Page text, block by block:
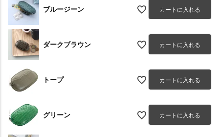
ブルージーン カートに入れる
ダークブラウン カートに入れる
トープ カートに入れる
グリーン カートに入れる